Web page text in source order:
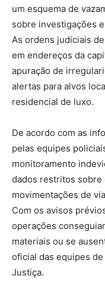
um esquema de
sobre investigações
As ordens judiciais
em endereços da
apuração de
alertas para alvos
residencial de luxo.
De acordo com as
pelas equipes
monitoramento
dados restritos sobre
movimentações de
Com os avisos
operações
materiais ou se
oficial das equipes
Justiça.